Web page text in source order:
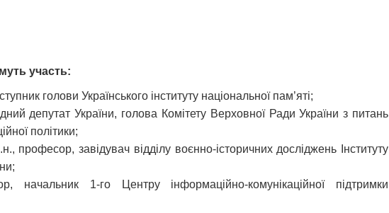
участь:
голови Українського інституту національної пам’яті;
депутат України, голова Комітету Верховної Ради України з питань
політики;
професор, завідувач відділу воєнно-історичних досліджень Інституту
начальник 1-го Центру інформаційно-комунікаційної підтримки